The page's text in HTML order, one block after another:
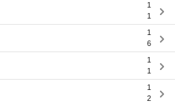
1
1
1
6
1
1
1
2